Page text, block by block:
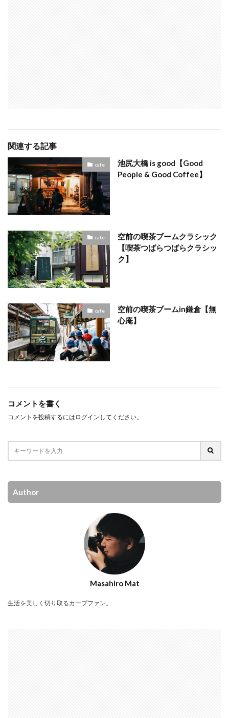
関連する記事
cafe
池尻大橋 is good【Good
People & Good Coffee】
cafe
空前の喫茶ブームクラシック
【喫茶つばらつばらクラシッ
ク】
cafe
空前の喫茶ブームin鎌倉【無
心庵】
コメントを書く
コメントを投稿するには ログイン してください。
Author
Masahiro Mat
生活を美しく切り取るカープファン。